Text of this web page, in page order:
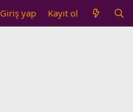
Giriş yap Kayıt ol